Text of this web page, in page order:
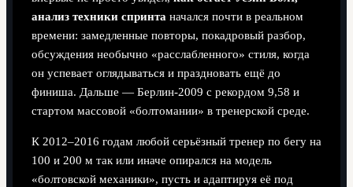
анализ техники спринтаначался почти в реальном
времени: замедленные повторы, покадровый разбор,
обсуждения необычно «расслабленного» стиля, когда
он успевает оглядываться и праздновать ещё до
финиша. Дальше — Берлин‑2009 с рекордом 9,58 и
стартом массовой «болтомании» в тренерской среде.
К 2012–2016 годам любой серьёзный тренер по бегу на
100 и 200 м так или иначе опирался на модель
«болтовской механики», пусть и адаптируя её под